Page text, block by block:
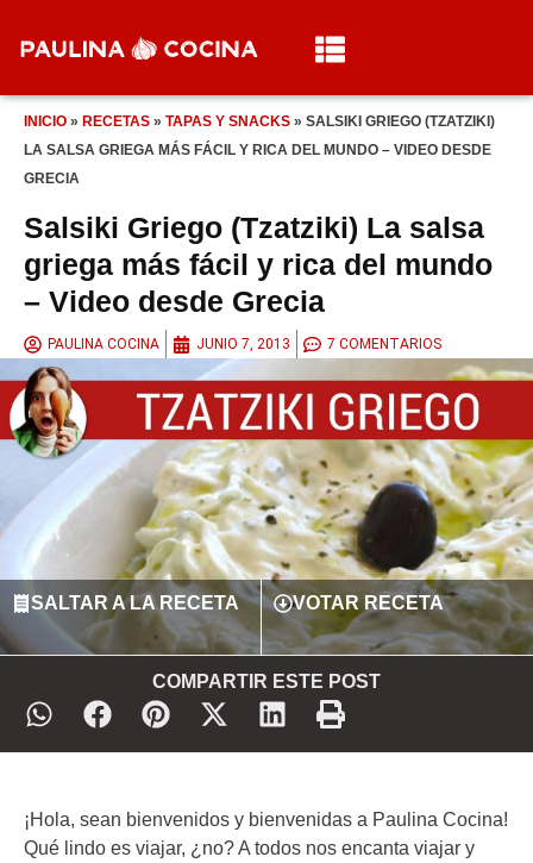
INICIO » RECETAS » TAPAS Y SNACKS » SALSIKI GRIEGO (TZATZIKI)
LA SALSA GRIEGA MÁS FÁCIL Y RICA DEL MUNDO – VIDEO DESDE
GRECIA
Salsiki Griego (Tzatziki) La salsa
griega más fácil y rica del mundo
– Video desde Grecia
PAULINA COCINA JUNIO 7, 2013 7 COMENTARIOS
SALTAR A LA RECETA VOTAR RECETA
COMPARTIR ESTE POST
¡Hola, sean bienvenidos y bienvenidas a Paulina Cocina!
Qué lindo es viajar, ¿no? A todos nos encanta viajar y